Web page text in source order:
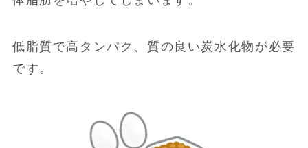
低脂質で高タンパク、質の良い炭水化物が必要
です。